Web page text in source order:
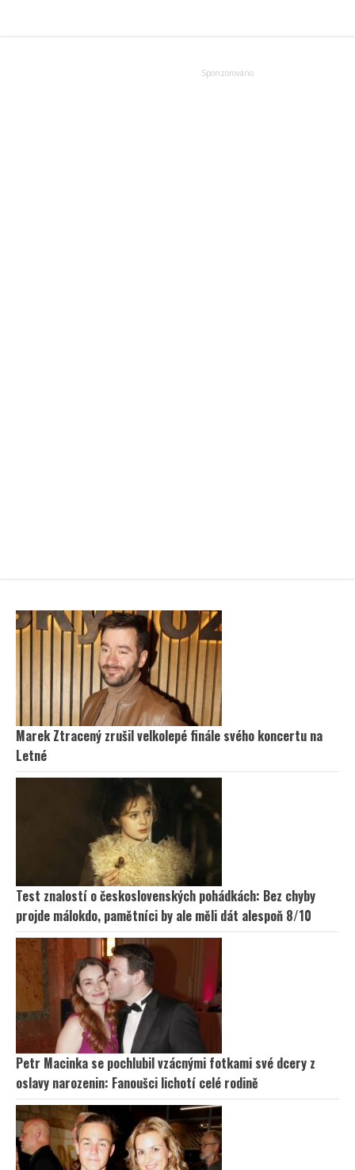
Marek Ztracený zrušil velkolepé finále svého koncertu na
Letné
Test znalostí o československých pohádkách: Bez chyby
projde málokdo, pamětníci by ale měli dát alespoň 8/10
Petr Macinka se pochlubil vzácnými fotkami své dcery z
oslavy narozenin: Fanoušci lichotí celé rodině